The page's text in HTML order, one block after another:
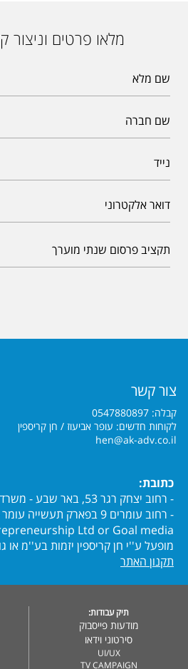
מלאו פרטים
צור קשר
קבלה: 0547880897
לקוחות חדשים: עופר אביעוז / חן קריספין
hen@ak-adv.co.il
כתובת:
- רחוב יצחק רגר 53, באר שבע - משרדים קומה 15
- רחוב עומרים 9 בפארק תעשייה עומר - משרדים קומה 2
Ltd or Goal media
מופעל ע''י חן קריספין יזמות בע''מ או
תקנון האתר
תיק עבודות:
מודעות פייסבוק
סירטוני וידאו
UI/UX
TV CAMPAIGN